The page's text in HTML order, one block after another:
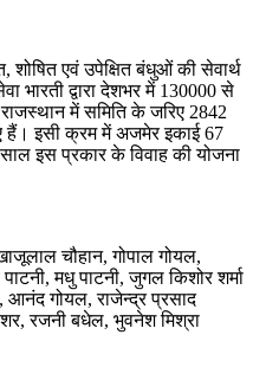
शोषित एवं उपेक्षित बंधुओं की सेवार्थ
भारती द्वारा देशभर में 130000 से
में समिति के जरिए 2842
हैं। इसी क्रम में अजमेर इकाई 67
इस प्रकार के विवाह की योजना
चौहान, गोपाल गोयल,
मधु पाटनी, जुगल किशोर शर्मा
आनंद गोयल, राजेन्द्र प्रसाद
रजनी बधेल, भुवनेश मिश्रा